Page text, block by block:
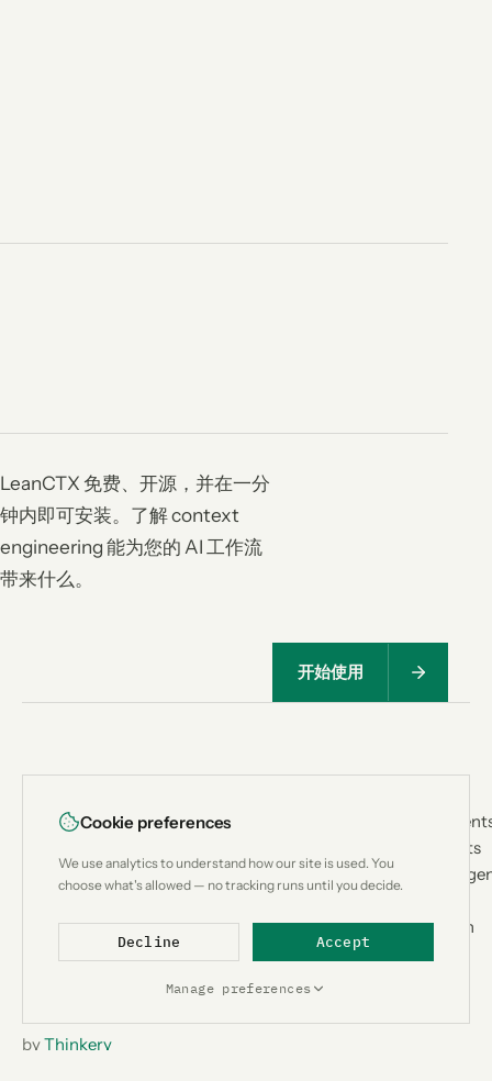
LeanCTX 免费、开源，并在一分
钟内即可安装。了解 context
engineering 能为您的 AI 工作流
带来什么。
开始使用
engineering for
Designed &
byThinkery
How It Works
Benchmark
Compatibility
Compare
Metrics
Coding
Custom Bots
Research
Automation
Cookie preferences
We use analytics to understand how our site is used. You
choose what's allowed — no tracking runs until you decide.
Decline Accept
Manage preferences